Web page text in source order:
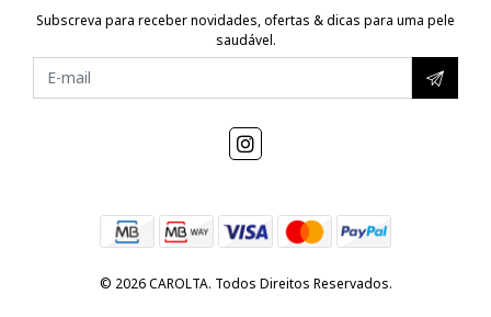
Subscreva para receber novidades, ofertas & dicas para uma pele
saudável.
© 2026 CAROLTA. Todos Direitos Reservados.